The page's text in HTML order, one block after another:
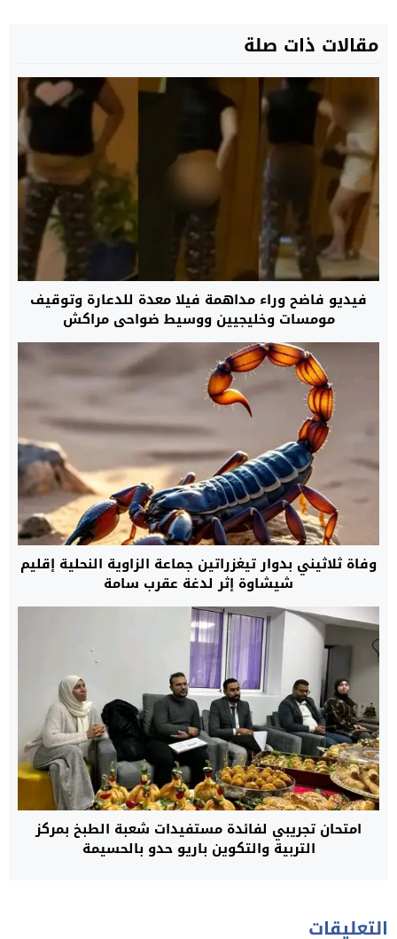
مقالات ذات صلة
فيديو فاضح وراء مداهمة فيلا معدة للدعارة وتوقيف
مومسات وخليجيين ووسيط ضواحي مراكش
وفاة ثلاثيني بدوار تيغزراتين جماعة الزاوية النحلية إقليم
شيشاوة إثر لدغة عقرب سامة
امتحان تجريبي لفائدة مستفيدات شعبة الطبخ بمركز
التربية والتكوين باريو حدو بالحسيمة
التعليقات